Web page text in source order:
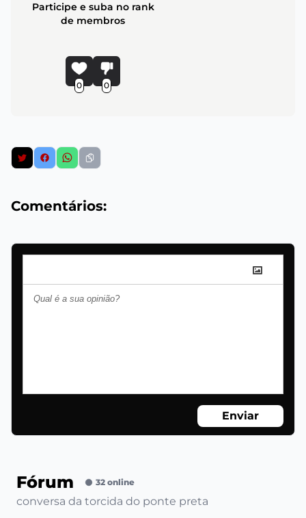
Participe e suba no rank
de membros
0 0
Comentários:
Enviar
Fórum 32 online
conversa da torcida do ponte preta